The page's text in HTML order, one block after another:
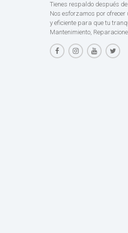
Tienes respaldo después
Nos esforzamos por
y eficiente para que tu
Mantenimiento,